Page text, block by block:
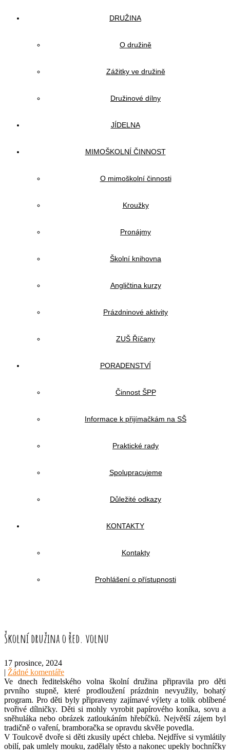
DRUŽINA
O družině
Zážitky ve družině
Družinové dílny
JÍDELNA
MIMOŠKOLNÍ ČINNOST
O mimoškolní činnosti
Kroužky
Pronájmy
Školní knihovna
Angličtina kurzy
Prázdninové aktivity
ZUŠ Říčany
PORADENSTVÍ
Činnost ŠPP
Informace k přijímačkám na SŠ
Praktické rady
Spolupracujeme
Důležité odkazy
KONTAKTY
Kontakty
Prohlášení o přístupnosti
Školní družina o řed. volnu
17 prosince, 2024
| Žádné komentáře
Ve dnech ředitelského volna školní družina připravila pro děti
prvního stupně, které prodloužení prázdnin nevyužily, bohatý
program. Pro děti byly připraveny zajímavé výlety a tolik oblíbené
tvořivé dílničky. Děti si mohly vyrobit papírového koníka, sovu a
sněhuláka nebo obrázek zatloukáním hřebíčků. Největší zájem byl
tradičně o vaření, bramboračka se opravdu skvěle povedla.
V Toulcově dvoře si děti zkusily upéct chleba. Nejdříve si vymlátily
obilí, pak umlely mouku, zadělaly těsto a nakonec upekly bochníčky